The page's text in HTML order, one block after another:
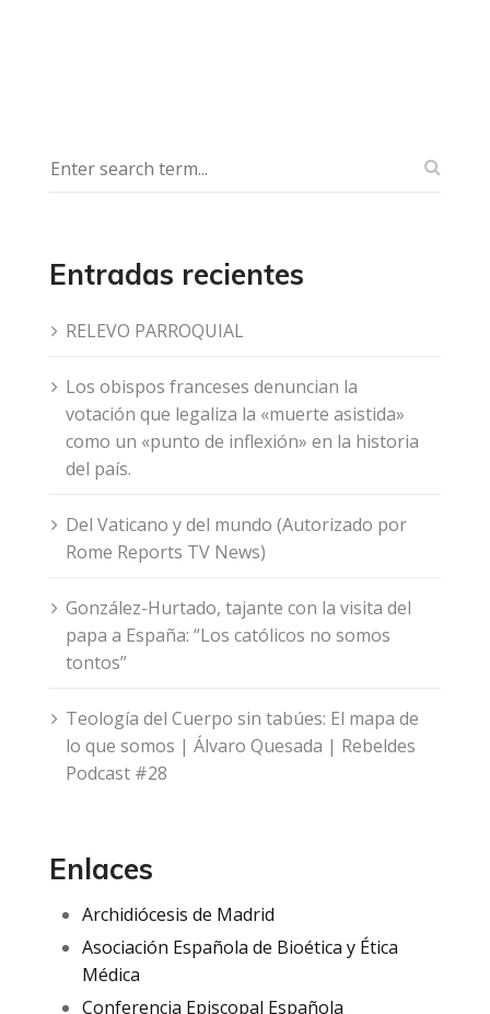
Entradas recientes
RELEVO PARROQUIAL
Los obispos franceses denuncian la
votación que legaliza la «muerte asistida»
como un «punto de inflexión» en la historia
del país.
Del Vaticano y del mundo (Autorizado por
Rome Reports TV News)
González-Hurtado, tajante con la visita del
papa a España: “Los católicos no somos
tontos”
Teología del Cuerpo sin tabúes: El mapa de
lo que somos | Álvaro Quesada | Rebeldes
Podcast #28
Enlaces
Archidiócesis de Madrid
Asociación Española de Bioética y Ética
Médica
Conferencia Episcopal Española